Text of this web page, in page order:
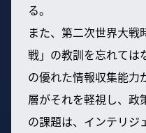
る。
また、第二次世界大
戦」の教訓を忘れては
の優れた情報収集能力
層がそれを軽視し、政
の課題は、インテリジ